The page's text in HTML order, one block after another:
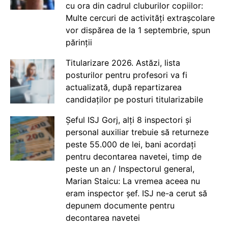
cu ora din cadrul cluburilor copiilor:
Multe cercuri de activități extrașcolare
vor dispărea de la 1 septembrie, spun
părinții
Titularizare 2026. Astăzi, lista
posturilor pentru profesori va fi
actualizată, după repartizarea
candidaților pe posturi titularizabile
Șeful ISJ Gorj, alți 8 inspectori și
personal auxiliar trebuie să returneze
peste 55.000 de lei, bani acordați
pentru decontarea navetei, timp de
peste un an / Inspectorul general,
Marian Staicu: La vremea aceea nu
eram inspector șef. ISJ ne-a cerut să
depunem documente pentru
decontarea navetei